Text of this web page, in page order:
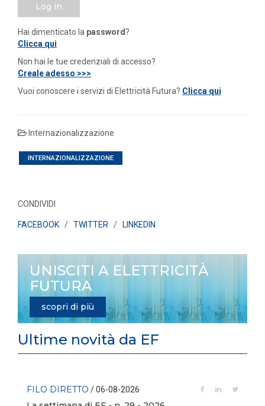
Log in
Hai dimenticato la password ?
Clicca qui
Non hai le tue credenziali di accesso?
Creale adesso >>>
Vuoi conoscere i servizi di Elettricità Futura? Clicca qui
Internazionalizzazione
INTERNAZIONALIZZAZIONE
CONDIVIDI
FACEBOOK / TWITTER / LINKEDIN
UNISCITI A ELETTRICITÀ
FUTURA
scopri di più
Ultime novità da EF
FILO DIRETTO / 06-08-2026